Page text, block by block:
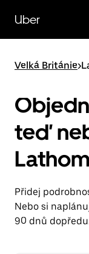
hlavní
obsah
Uber
Velká Británie>
teď
Lathom
Přidej
Nebo si
90 dnů